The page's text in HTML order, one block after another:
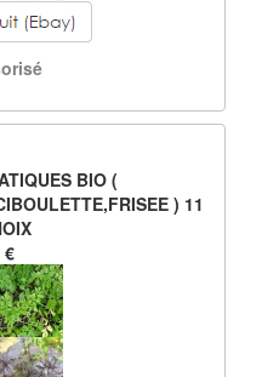
BIO (
) 11
€